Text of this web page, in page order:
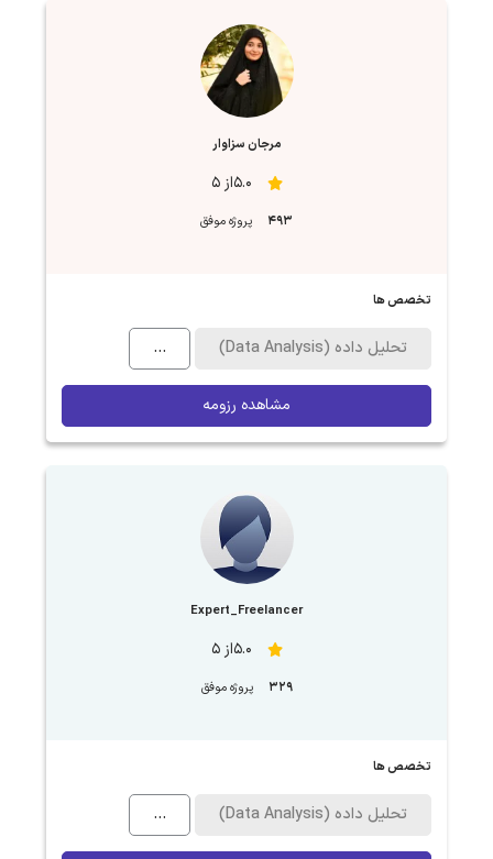
مرجان سزاوار
5.0از 5
493 پروژه موفق
تخصص ها
تحلیل داده (Data Analysis) ...
مشاهده رزومه
Expert_Freelancer
5.0از 5
329 پروژه موفق
تخصص ها
تحلیل داده (Data Analysis) ...